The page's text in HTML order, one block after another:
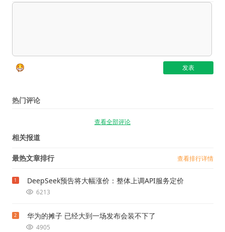
热门评论
查看全部评论
相关报道
最热文章排行 查看排行详情
1 DeepSeek预告将大幅涨价：整体上调API服务定价
6213
2 华为的摊子 已经大到一场发布会装不下了
4905